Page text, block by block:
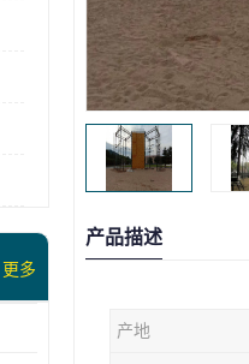
更多
产品描述
产地